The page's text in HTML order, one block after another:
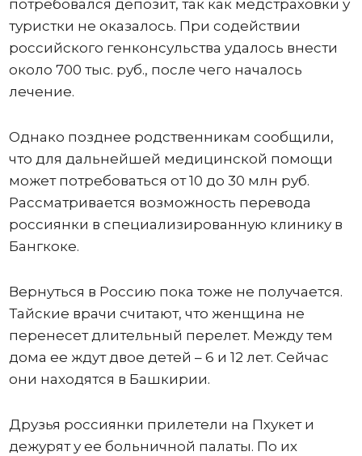
потребовался депозит, так как медстраховки у
туристки не оказалось. При содействии
российского генконсульства удалось внести
около 700 тыс. руб., после чего началось
лечение.
Однако позднее родственникам сообщили,
что для дальнейшей медицинской помощи
может потребоваться от 10 до 30 млн руб.
Рассматривается возможность перевода
россиянки в специализированную клинику в
Бангкоке.
Вернуться в Россию пока тоже не получается.
Тайские врачи считают, что женщина не
перенесет длительный перелет. Между тем
дома ее ждут двое детей – 6 и 12 лет. Сейчас
они находятся в Башкирии.
Друзья россиянки прилетели на Пхукет и
дежурят у ее больничной палаты. По их